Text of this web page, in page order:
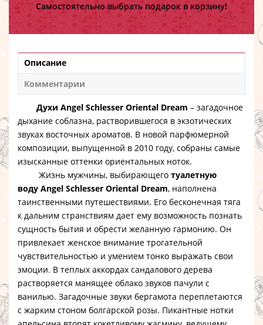
Самостоятельно выбрать подарок в корзину!
Описание
Комментарии
Духи Angel Schlesser Oriental Dream – загадочное
дыхание соблазна, растворившегося в экзотических
звуках восточных ароматов. В новой парфюмерной
композиции, выпущенной в 2010 году, собраны самые
изысканные оттенки ориентальных ноток.
Жизнь мужчины, выбирающего туалетную
воду Angel Schlesser Oriental Dream, наполнена
таинственными путешествиями. Его бесконечная тяга
к дальним странствиям дает ему возможность познать
сущность бытия и обрести желанную гармонию. Он
привлекает женское внимание трогательной
чувствительностью и умением тонко выражать свои
эмоции. В теплых аккордах сандалового дерева
растворяется манящее облако звуков пачули с
ванилью. Загадочные звуки бергамота переплетаются
с жарким стоном болгарской розы. Пикантные нотки